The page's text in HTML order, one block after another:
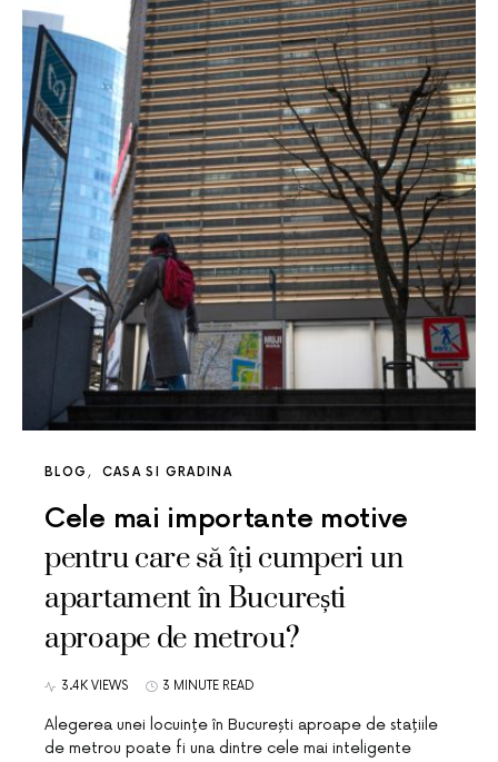
BLOG CASA SI GRADINA
Cele mai importante motive
pentru care să îți cumperi un
apartament în București
aproape de metrou?
3.4K VIEWS 3 MINUTE READ
Alegerea unei locuințe în București aproape de stațiile
de metrou poate fi una dintre cele mai inteligente